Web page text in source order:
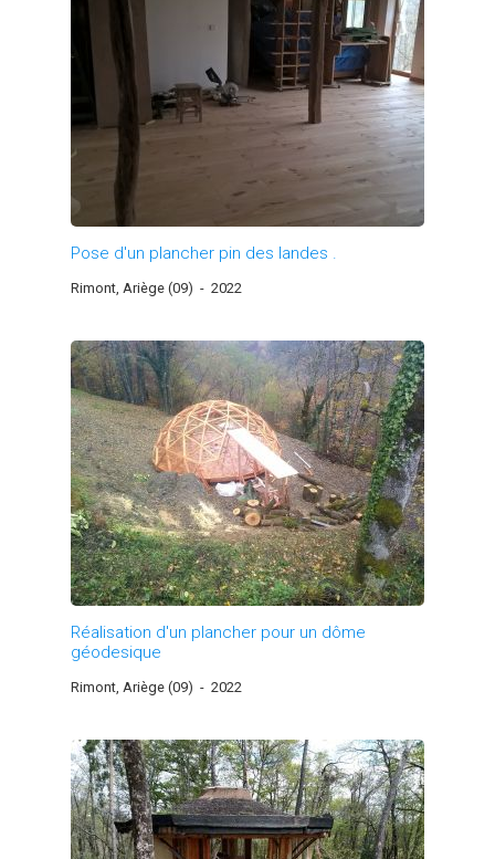
Pose d'un plancher pin des landes .
Rimont, Ariège (09) - 2022
Réalisation d'un plancher pour un dôme
géodesique
Rimont, Ariège (09) - 2022